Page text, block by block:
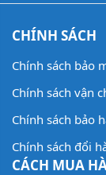
CHÍNH SÁCH
Chính sách bảo
Chính sách vận
Chính sách bảo
Chính sách đổi
CÁCH MUA